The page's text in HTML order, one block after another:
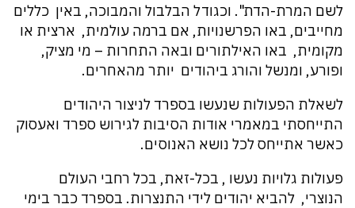
לשם המרת-הדת". וכגודל הבלבול והמבוכה, באין כללים
מחייבים, באו הפרשנויות, אם ברמה עולמית, ארצית או
מקומית, באו האילתורים ובאה התחרות – מי מציק,
ופורע, ומנשל והורג ביהודים יותר מהאחרים.
לשאלת הפעולות שנעשו בספרד לניצור היהודים
התייחסתי במאמרי אודות הסיבות לגירוש ספרד ואעסוק
כאשר אתייחס לכל נושא האנוסים.
פעולות גלויות נעשו , בכל-זאת, בכל רחבי העולם
הנוצרי, להביא יהודים לידי התנצרות. בספרד כבר בימי